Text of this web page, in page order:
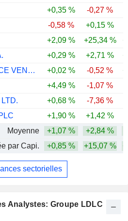
Analystes: Groupe LDLC
+0,35 % -0,27 %
-0,58 % +0,15 %
+2,09 % +25,34 %
+0,29 % +2,71 %
FSN E-COMMERCE VENTURES LIMITED
+0,02 % -0,52 %
+4,49 %
-1,07 %
+0,68 % -7,36 %
+1,90 % +1,42 %
Moyenne
+1,07 % +2,84 %
par Capi.
+0,85 % +15,07 %
sectorielles